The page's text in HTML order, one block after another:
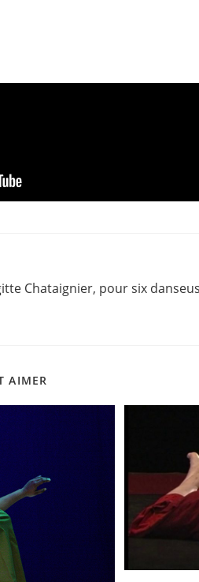
Chataignier, pour six
AIMER